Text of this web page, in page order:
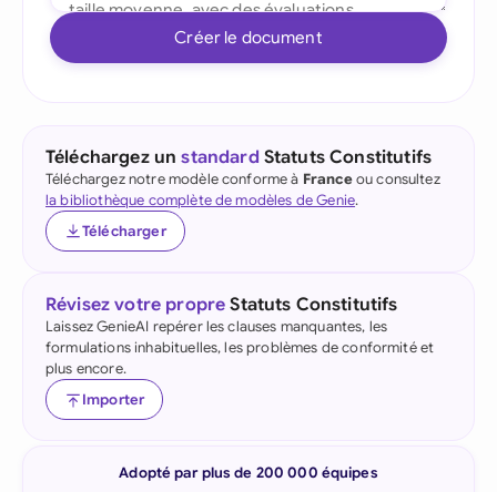
Créer le document
Téléchargez unstandardStatuts Constitutifs
Téléchargez notre modèle conforme à Franceou consultez
la bibliothèque complète de modèles de Genie.
Télécharger
Révisez votre propre Statuts Constitutifs
Laissez GenieAI repérer les clauses manquantes, les
formulations inhabituelles, les problèmes de conformité et
plus encore.
Importer
Adopté par plus de 200 000 équipes